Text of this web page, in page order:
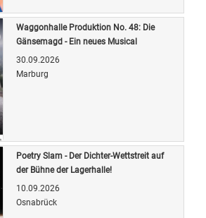
Waggonhalle Produktion No. 48: Die
Gänsemagd - Ein neues Musical
30.09.2026
Marburg
Poetry Slam - Der Dichter-Wettstreit auf
der Bühne der Lagerhalle!
10.09.2026
Osnabrück